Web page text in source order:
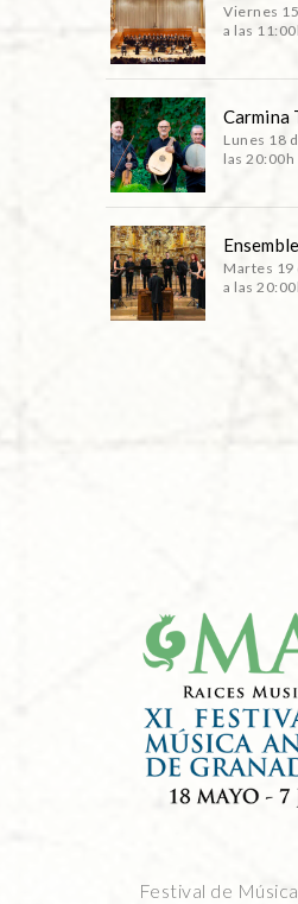
Viernes
a las
Carmina
Lunes 18
las 20:00h
Martes 19
a las
Festival de